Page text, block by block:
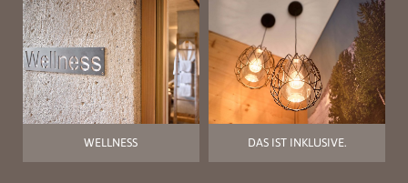
WELLNESS DAS IST INKLUSIVE.